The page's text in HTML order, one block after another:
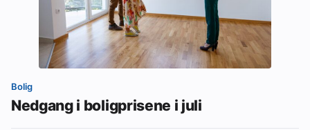
Bolig
Nedgang i boligprisene i juli